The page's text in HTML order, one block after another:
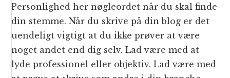
Personlighed her nøgleordet når du skal finde
din stemme. Når du skrive på din blog er det
uendeligt vigtigt at du ikke prøver at være
noget andet end dig selv. Lad være med at
lyde professionel eller objektiv. Lad være med